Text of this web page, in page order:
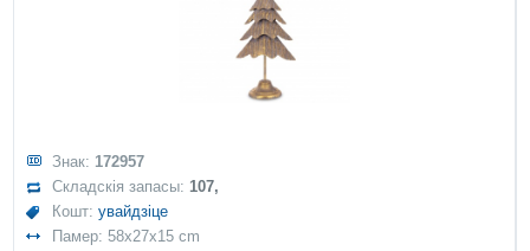
Знак: 172957
Складскія запасы:107,
Кошт:увайдзіце
Памер: 58x27x15 cm